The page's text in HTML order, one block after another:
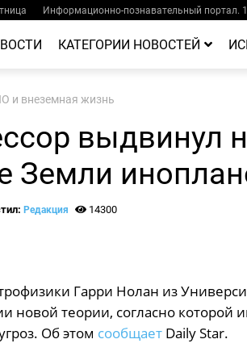
Информационно-познавательный портал.
КАТЕГОРИИ НОВОСТЕЙ
и внеземная жизнь
выдвинул
Земли
Редакция 14300
Гарри Нолан из
новой теории, согласно
Об этом сообщаетDaily Star.